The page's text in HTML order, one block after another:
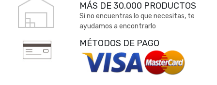
MÁS DE 30.000 PRODUCTOS
Si no encuentras lo que necesitas, te
ayudamos a encontrarlo
MÉTODOS DE PAGO